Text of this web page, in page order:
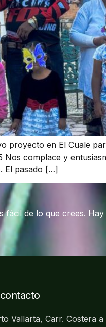
proyecto en El Cuale
complace y
El pasado […]
fácil de lo que crees.
Vallarta, Carr. Costera a